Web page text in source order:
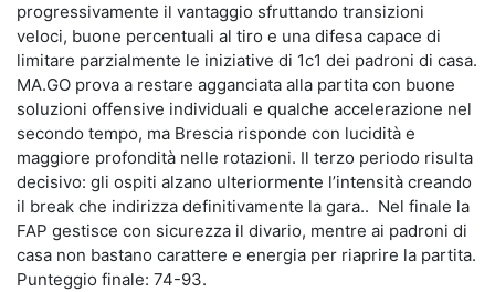
progressivamente il vantaggio sfruttando transizioni
veloci, buone percentuali al tiro e una difesa capace di
limitare parzialmente le iniziative di 1c1 dei padroni di casa.
MA.GO prova a restare agganciata alla partita con buone
soluzioni offensive individuali e qualche accelerazione nel
secondo tempo, ma Brescia risponde con lucidità e
maggiore profondità nelle rotazioni. Il terzo periodo risulta
decisivo: gli ospiti alzano ulteriormente l’intensità creando
il break che indirizza definitivamente la gara.. Nel finale la
FAP gestisce con sicurezza il divario, mentre ai padroni di
casa non bastano carattere e energia per riaprire la partita.
Punteggio finale: 74-93.